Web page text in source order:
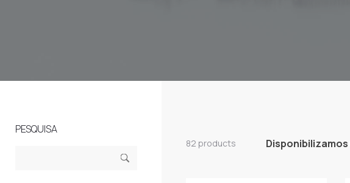
82 products
PESQUISA
Sear